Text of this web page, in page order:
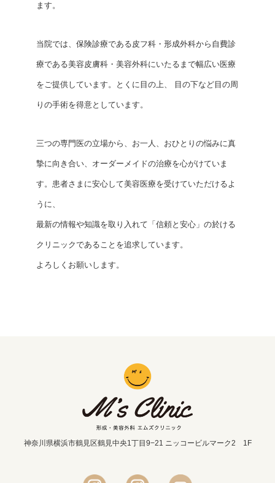
ます。
当院では、保険診療である皮フ科・形成外科から自費診
療である美容皮膚科・美容外科にいたるまで幅広い医療
をご提供しています。とくに目の上、 目の下など目の周
りの手術を得意としています。
三つの専門医の立場から、お一人、おひとりの悩みに真
摯に向き合い、オーダーメイドの治療を心がけていま
す。患者さまに安心して美容医療を受けていただけるよ
うに、
最新の情報や知識を取り入れて「信頼と安心」の於ける
クリニックであることを追求しています。
よろしくお願いします。
神奈川県横浜市鶴見区鶴見中央1丁目9−21 ニッコービルマーク2 1F